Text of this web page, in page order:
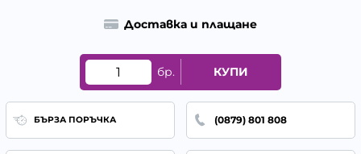
Доставка и плащане
бр. КУПИ
БЪРЗА ПОРЪЧКА (0879) 801 808